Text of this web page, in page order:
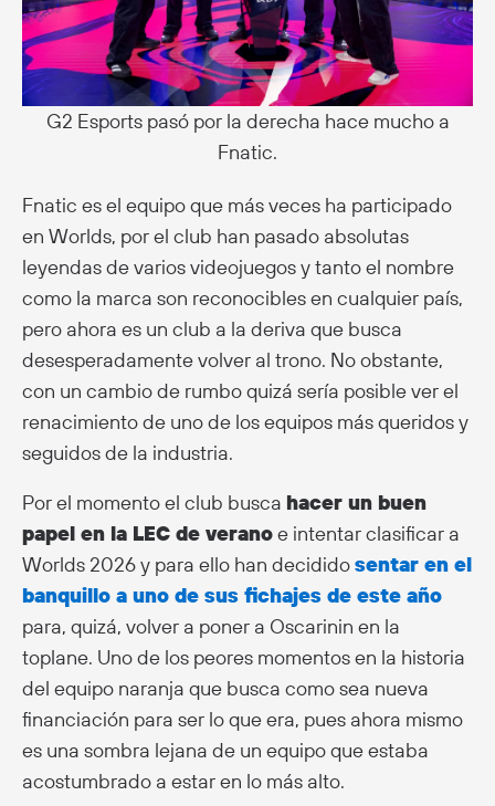
G2 Esports pasó por la derecha hace mucho a
Fnatic.
Fnatic es el equipo que más veces ha participado
en Worlds, por el club han pasado absolutas
leyendas de varios videojuegos y tanto el nombre
como la marca son reconocibles en cualquier país,
pero ahora es un club a la deriva que busca
desesperadamente volver al trono. No obstante,
con un cambio de rumbo quizá sería posible ver el
renacimiento de uno de los equipos más queridos y
seguidos de la industria.
Por el momento el club busca hacer un buen
papel en la LEC de veranoe intentar clasificar a
Worlds 2026 y para ello han decididosentar en el
banquillo a uno de sus fichajes de este año
para, quizá, volver a poner a Oscarinin en la
toplane. Uno de los peores momentos en la historia
del equipo naranja que busca como sea nueva
financiación para ser lo que era, pues ahora mismo
es una sombra lejana de un equipo que estaba
acostumbrado a estar en lo más alto.